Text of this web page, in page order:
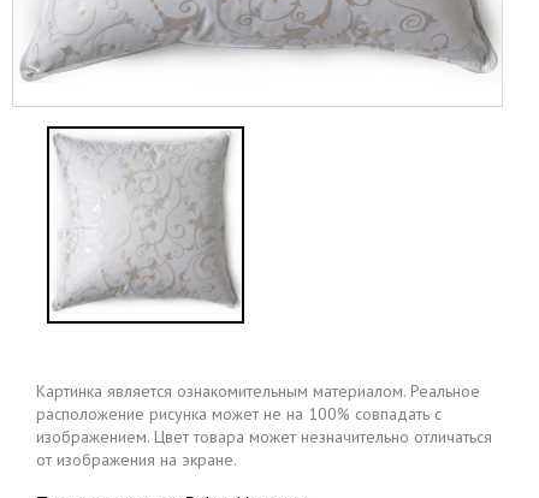
Картинка является ознакомительным материалом. Реальное
расположение рисунка может не на 100% совпадать с
изображением. Цвет товара может незначительно отличаться
от изображения на экране.